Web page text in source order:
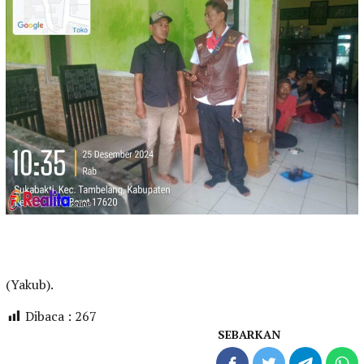
(Yakub).
Dibaca : 267
SEBARKAN